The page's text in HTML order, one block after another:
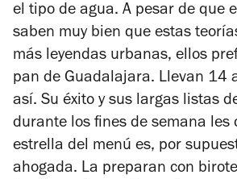
el tipo de agua. A pesar de que
saben muy bien que estas
más leyendas urbanas, ellos
pan de Guadalajara. Llevan 14
así. Su éxito y sus largas listas
durante los fines de semana les
estrella del menú es, por
ahogada. La preparan con